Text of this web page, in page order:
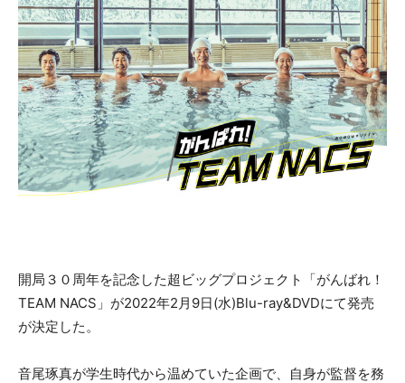
開局３０周年を記念した超ビッグプロジェクト「がんばれ！
TEAM NACS」が2022年2月9日(水)Blu-ray&DVDにて発売
が決定した。
音尾琢真が学生時代から温めていた企画で、自身が監督を務